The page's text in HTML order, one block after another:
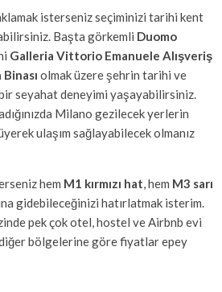
isterseniz seçiminizi tarihi kent
Başta görkemli Duomo
Galleria Vittorio Emanuele Alışveriş
olmak üzereşehrin tarihi ve
seyahat deneyimi yaşayabilirsiniz.
Milano gezilecek yerlerin
ulaşım sağlayabilecek olmanız
hem M1 kırmızı hat, hem M3 sarı
gidebileceğinizi hatırlatmak isterim.
pek çok otel, hostel ve Airbnb evi
bölgelerine göre fiyatlar epey